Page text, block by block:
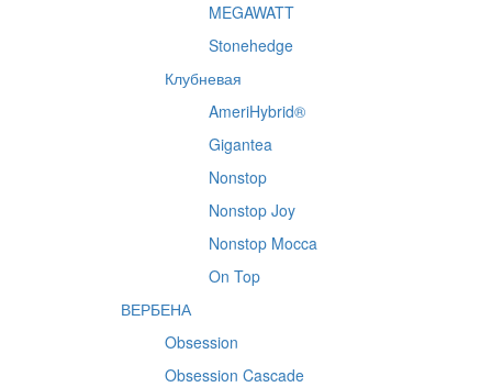
MEGAWATT
Stonehedge
Клубневая
AmeriHybrid®
Gigantea
Nonstop
Nonstop Joy
Nonstop Mocca
On Top
ВЕРБЕНА
Obsession
Obsession Cascade